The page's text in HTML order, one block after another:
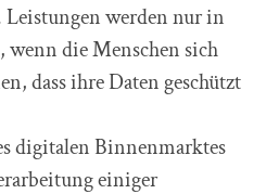
Leistungen werden nur in
die Menschen sich
dass ihre Daten geschützt
digitalen Binnenmarktes
einiger